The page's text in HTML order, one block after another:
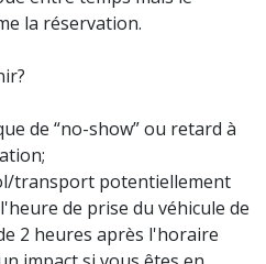
la réservation.
de “no-show” ou retard à
transport potentiellement
de prise du véhicule de
2 heures après l'horaire